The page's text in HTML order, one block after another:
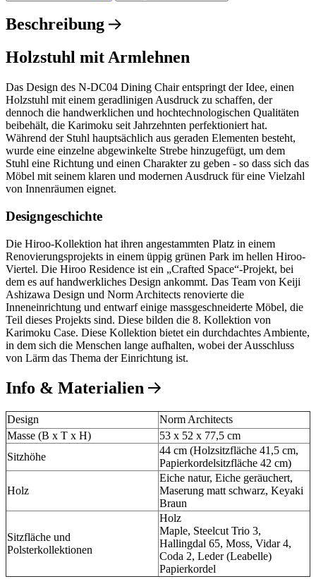
Beschreibung
Holzstuhl mit Armlehnen
Das Design des N-DC04 Dining Chair entspringt der Idee, einen
Holzstuhl mit einem geradlinigen Ausdruck zu schaffen, der
dennoch die handwerklichen und hochtechnologischen Qualitäten
beibehält, die Karimoku seit Jahrzehnten perfektioniert hat.
Während der Stuhl hauptsächlich aus geraden Elementen besteht,
wurde eine einzelne abgewinkelte Strebe hinzugefügt, um dem
Stuhl eine Richtung und einen Charakter zu geben - so dass sich das
Möbel mit seinem klaren und modernen Ausdruck für eine Vielzahl
von Innenräumen eignet.
Designgeschichte
Die Hiroo-Kollektion hat ihren angestammten Platz in einem
Renovierungsprojekts in einem üppig grünen Park im hellen Hiroo-
Viertel. Die Hiroo Residence ist ein „Crafted Space“-Projekt, bei
dem es auf handwerkliches Design ankommt. Das Team von Keiji
Ashizawa Design und Norm Architects renovierte die
Inneneinrichtung und entwarf einige massgeschneiderte Möbel, die
Teil dieses Projekts sind. Diese bilden die 8. Kollektion von
Karimoku Case. Diese Kollektion bietet ein durchdachtes Ambiente,
in dem sich die Menschen lange aufhalten, wobei der Ausschluss
von Lärm das Thema der Einrichtung ist.
Info & Materialien
Design
Norm Architects
Masse (B x T x H)
53 x 52 x 77,5 cm
Sitzhöhe
44 cm (Holzsitzfläche 41,5 cm,
Papierkordelsitzfläche 42 cm)
Holz
Eiche natur, Eiche geräuchert,
Maserung matt schwarz, Keyaki
Braun
Sitzfläche und
Polsterkollektionen
Holz
Maple, Steelcut Trio 3,
Hallingdal 65, Moss, Vidar 4,
Coda 2, Leder (Leabelle)
Papierkordel